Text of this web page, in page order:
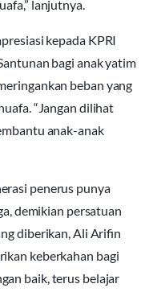
lanjutnya.
kepada KPRI
bagi anak yatim
beban yang
“Jangan dilihat
anak-anak
penerus punya
demikian persatuan
diberikan, Ali Arifin
keberkahan bagi
baik, terus belajar